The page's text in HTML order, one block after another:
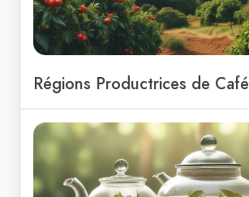
Régions Productrices de Café